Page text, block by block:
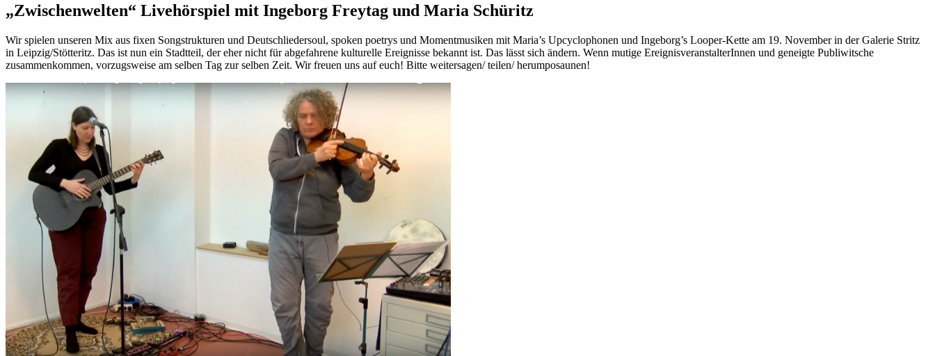
„Zwischenwelten“ Livehörspiel mit Ingeborg Freytag und Maria Schüritz
Wir spielen unseren Mix aus fixen Songstrukturen und Deutschliedersoul, spoken poetrys und Momentmusiken mit Maria’s Upcyclophonen und Ingeborg’s Looper-Kette am 19. November in der Galerie Stritz
in Leipzig/Stötteritz. Das ist nun ein Stadtteil, der eher nicht für abgefahrene kulturelle Ereignisse bekannt ist. Das lässt sich ändern. Wenn mutige EreignisveranstalterInnen und geneigte Publiwitsche
zusammenkommen, vorzugsweise am selben Tag zur selben Zeit. Wir freuen uns auf euch! Bitte weitersagen/ teilen/ herumposaunen!